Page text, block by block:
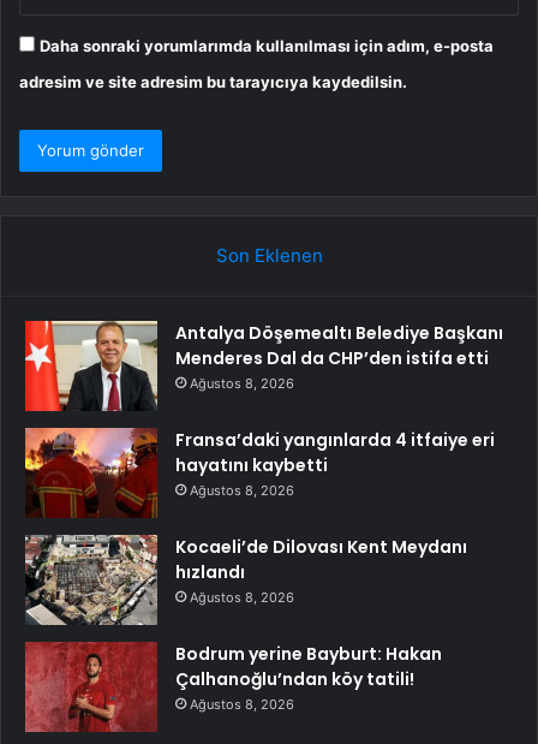
Daha sonraki yorumlarımda kullanılması için adım, e-posta
adresim ve site adresim bu tarayıcıya kaydedilsin.
Son Eklenen
Antalya Döşemealtı Belediye Başkanı
Menderes Dal da CHP’den istifa etti
Ağustos 8, 2026
Fransa’daki yangınlarda 4 itfaiye eri
hayatını kaybetti
Ağustos 8, 2026
Kocaeli’de Dilovası Kent Meydanı
hızlandı
Ağustos 8, 2026
Bodrum yerine Bayburt: Hakan
Çalhanoğlu’ndan köy tatili!
Ağustos 8, 2026